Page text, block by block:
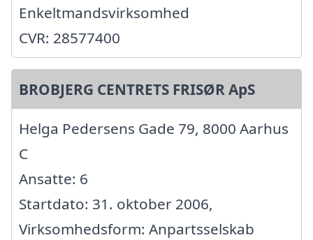
Enkeltmandsvirksomhed
CVR: 28577400
BROBJERG CENTRETS FRISØR ApS
Helga Pedersens Gade 79, 8000 Aarhus
C
Ansatte: 6
Startdato: 31. oktober 2006,
Virksomhedsform: Anpartsselskab